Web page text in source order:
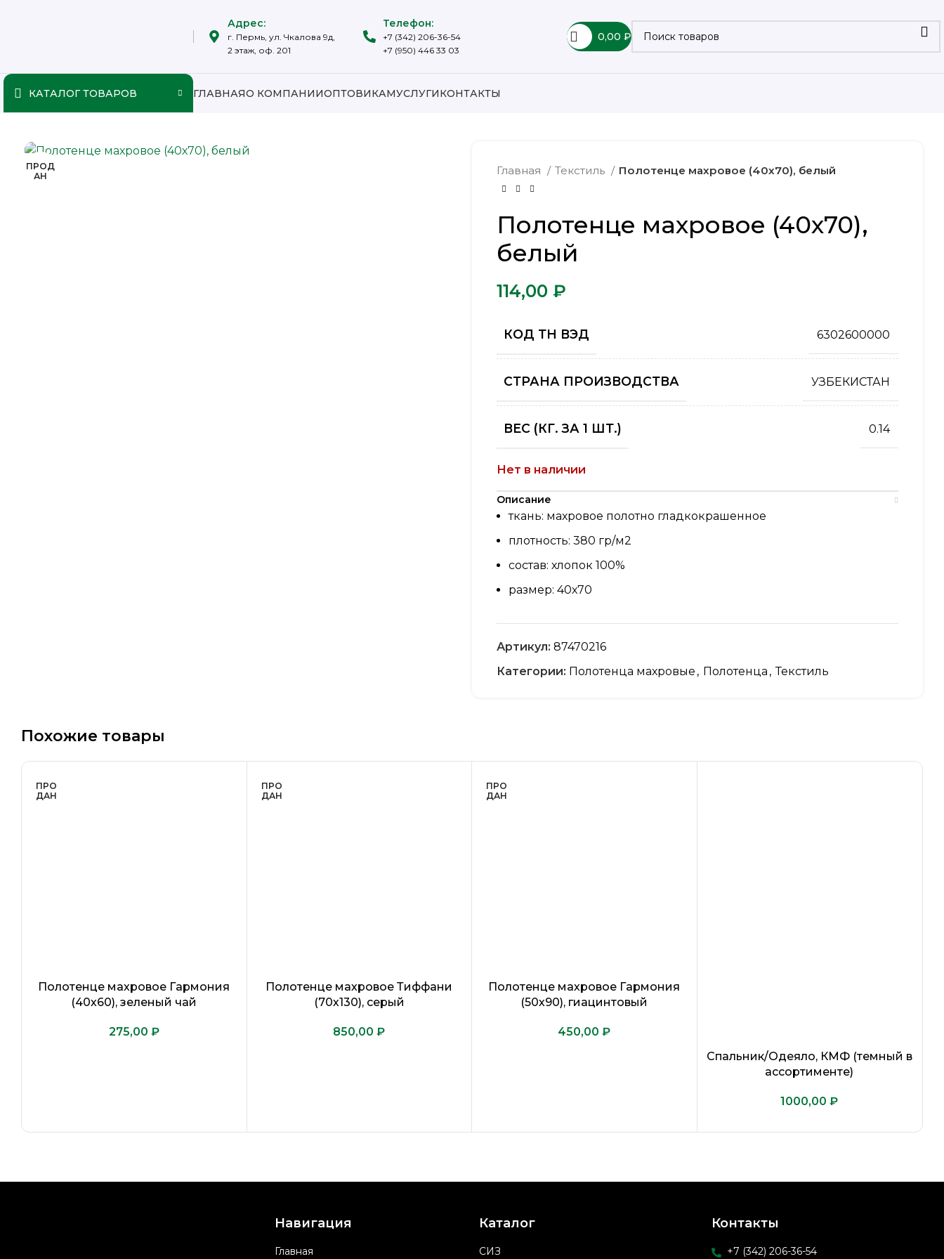
Адрес:
г. Пермь, ул. Чкалова 9д,
2 этаж, оф. 201
Телефон:
+7 (342) 206-36-54
+7 (950) 446 33 03
0,00 ₽
КАТАЛОГ ТОВАРОВ ГЛАВНАЯО КОМПАНИИОПТОВИКАМУСЛУГИКОНТАКТЫ
ПРОД
АН
Главная Текстиль Полотенце махровое (40х70), белый
Полотенце махровое (40х70),
белый
₽
КОД ТН ВЭД 6302600000
СТРАНА ПРОИЗВОДСТВА УЗБЕКИСТАН
ВЕС (КГ. ЗА 1 ШТ.) 0.14
Нет в наличии
Описание
ткань: махровое полотно гладкокрашенное
плотность: 380 гр/м2
состав: хлопок 100%
размер: 40х70
Артикул: 87470216
Категории: Полотенца махровые , Полотенца , Текстиль
Похожие товары
ПРО
ДАН
Полотенце махровое Гармония
(40х60), зеленый чай
₽
ПРО
ДАН
Полотенце махровое Тиффани
(70х130), серый
₽
ПРО
ДАН
Полотенце махровое Гармония
(50х90), гиацинтовый
₽
Спальник/Одеяло, КМФ (темный в
ассортименте)
₽
Навигация
Главная
Каталог
СИЗ
Контакты
+7 (342) 206-36-54